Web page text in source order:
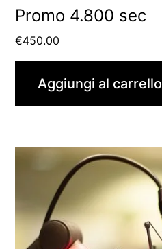
Promo 4.800 sec
€450.00
Aggiungi al carrello